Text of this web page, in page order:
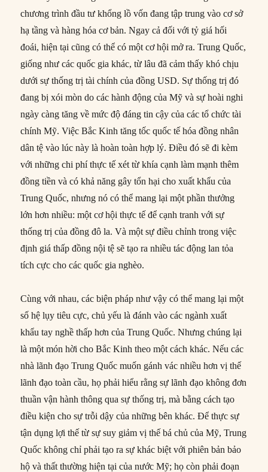
chương trình đầu tư khổng lồ vốn đang tập trung vào cơ sở
hạ tầng và hàng hóa cơ bản. Ngay cả đối với tỷ giá hối
đoái, hiện tại cũng có thể có một cơ hội mở ra. Trung Quốc,
giống như các quốc gia khác, từ lâu đã cảm thấy khó chịu
dưới sự thống trị tài chính của đồng USD. Sự thống trị đó
đang bị xói mòn do các hành động của Mỹ và sự hoài nghi
ngày càng tăng về mức độ đáng tin cậy của các tổ chức tài
chính Mỹ. Việc Bắc Kinh tăng tốc quốc tế hóa đồng nhân
dân tệ vào lúc này là hoàn toàn hợp lý. Điều đó sẽ đi kèm
với những chi phí thực tế xét từ khía cạnh làm mạnh thêm
đồng tiền và có khả năng gây tổn hại cho xuất khẩu của
Trung Quốc, nhưng nó có thể mang lại một phần thưởng
lớn hơn nhiều: một cơ hội thực tế để cạnh tranh với sự
thống trị của đồng đô la. Và một sự điều chỉnh trong việc
định giá thấp đồng nội tệ sẽ tạo ra nhiều tác động lan tỏa
tích cực cho các quốc gia nghèo.
Cùng với nhau, các biện pháp như vậy có thể mang lại một
số hệ lụy tiêu cực, chủ yếu là đánh vào các ngành xuất
khẩu tay nghề thấp hơn của Trung Quốc. Nhưng chúng lại
là một món hời cho Bắc Kinh theo một cách khác. Nếu các
nhà lãnh đạo Trung Quốc muốn gánh vác nhiều hơn vị thế
lãnh đạo toàn cầu, họ phải hiểu rằng sự lãnh đạo không đơn
thuần vận hành thông qua sự thống trị, mà bằng cách tạo
điều kiện cho sự trỗi dậy của những bên khác. Để thực sự
tận dụng lợi thế từ sự suy giảm vị thế bá chủ của Mỹ, Trung
Quốc không chỉ phải tạo ra sự khác biệt với phiên bản bảo
hộ và thất thường hiện tại của nước Mỹ; họ còn phải đoạn